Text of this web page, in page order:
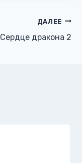
ДАЛЕЕ
Сердце дракона 2